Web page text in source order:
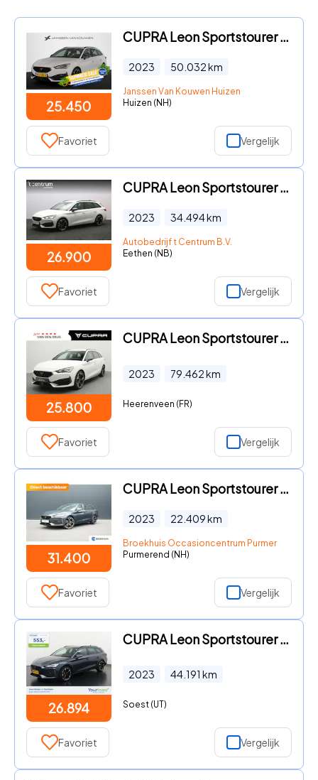
25.450
CUPRA Leon Sportstourer - 1.4 e-Hybrid VZ 245 PK Achteruitrijcamera Apple CarPlay Stoe
2023 50.032km
Janssen Van Kouwen Huizen
Huizen (NH)
Favoriet Vergelijk
26.900
CUPRA Leon Sportstourer - 1.4 e-Hybrid 204 PK PHEV Business, Kuipstoelen, Parkeersenso
2023 34.494km
Autobedrijf t Centrum B.V.
Eethen (NB)
Favoriet Vergelijk
25.800
CUPRA Leon Sportstourer - 1.4 e-Hybrid 204pk | Trekhaak | Adaptieve cruise | Stuur- &
2023 79.462km
Heerenveen (FR)
Favoriet Vergelijk
31.400
CUPRA Leon Sportstourer - 1.4 e-Hybrid 245pk VZ Performance | Panoramadak | Camera | S
2023 22.409km
Broekhuis Occasioncentrum Purmerend
Purmerend (NH)
Favoriet Vergelijk
26.894
CUPRA Leon Sportstourer - 1.4 e-Hybrid | All-in 553, - Private Lease | Direct uit voor
2023 44.191 km
Soest (UT)
Favoriet Vergelijk